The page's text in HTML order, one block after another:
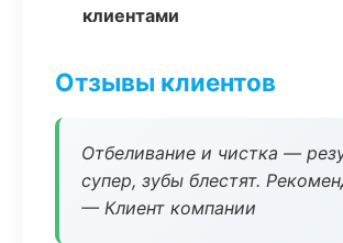
клиентами
Отзывы клиентов
Отбеливание и чистка —
супер, зубы блестят.
— Клиент компании